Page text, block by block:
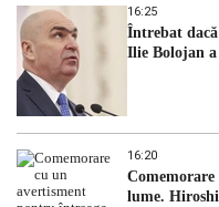
16:25
Întrebat dacă
Ilie Bolojan a
16:20
lume.